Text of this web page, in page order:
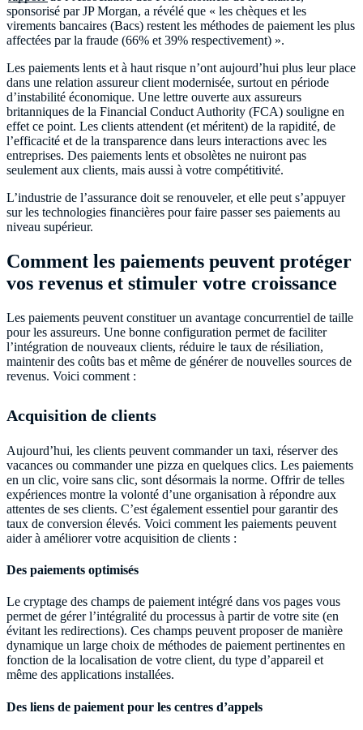
sponsorisé par JP Morgan, a révélé que « les chèques et les
virements bancaires (Bacs) restent les méthodes de paiement les plus
affectées par la fraude (66% et 39% respectivement) ».
Les paiements lents et à haut risque n’ont aujourd’hui plus leur place
dans une relation assureur client modernisée, surtout en période
d’instabilité économique. Une lettre ouverte aux assureurs
britanniques de la Financial Conduct Authority (FCA) souligne en
effet ce point. Les clients attendent (et méritent) de la rapidité, de
l’efficacité et de la transparence dans leurs interactions avec les
entreprises. Des paiements lents et obsolètes ne nuiront pas
seulement aux clients, mais aussi à votre compétitivité.
L’industrie de l’assurance doit se renouveler, et elle peut s’appuyer
sur les technologies financières pour faire passer ses paiements au
niveau supérieur.
Comment les paiements peuvent protéger
vos revenus et stimuler votre croissance
Les paiements peuvent constituer un avantage concurrentiel de taille
pour les assureurs. Une bonne configuration permet de faciliter
l’intégration de nouveaux clients, réduire le taux de résiliation,
maintenir des coûts bas et même de générer de nouvelles sources de
revenus. Voici comment :
Acquisition de clients
Aujourd’hui, les clients peuvent commander un taxi, réserver des
vacances ou commander une pizza en quelques clics. Les paiements
en un clic, voire sans clic, sont désormais la norme. Offrir de telles
expériences montre la volonté d’une organisation à répondre aux
attentes de ses clients. C’est également essentiel pour garantir des
taux de conversion élevés. Voici comment les paiements peuvent
aider à améliorer votre acquisition de clients :
Des paiements optimisés
Le cryptage des champs de paiement intégré dans vos pages vous
permet de gérer l’intégralité du processus à partir de votre site (en
évitant les redirections). Ces champs peuvent proposer de manière
dynamique un large choix de méthodes de paiement pertinentes en
fonction de la localisation de votre client, du type d’appareil et
même des applications installées.
Des liens de paiement pour les centres d’appels